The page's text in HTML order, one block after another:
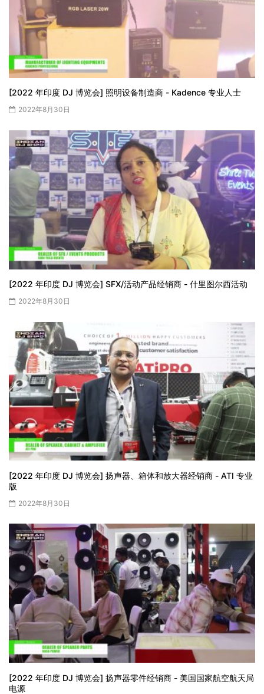
[2022 年印度 DJ 博览会] 照明设备制造商 - Kadence 专业人士
2022年8月30日
[2022 年印度 DJ 博览会] SFX/活动产品经销商 - 什里图尔西活动
2022年8月30日
[2022 年印度 DJ 博览会] 扬声器、箱体和放大器经销商 - ATI 专业
版
2022年8月30日
[2022 年印度 DJ 博览会] 扬声器零件经销商 - 美国国家航空航天局
电源